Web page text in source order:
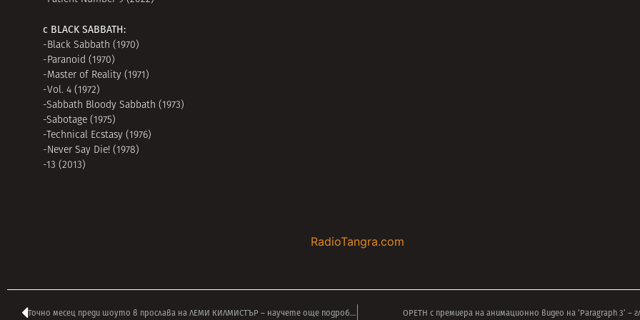
с BLACK SABBATH:
-Black Sabbath (1970)
-Paranoid (1970)
-Master of Reality (1971)
-Vol. 4 (1972)
-Sabbath Bloody Sabbath (1973)
-Sabotage (1975)
-Technical Ecstasy (1976)
-Never Say Die! (1978)
-13 (2013)
RadioTangra.com
Точно месец преди шоуто в прослава на ЛЕМИ КИЛМИСТЪР – научете още подробности в това ВИДЕО OPETH с премиера на анимационно видео на ‘Paragraph 3’ –